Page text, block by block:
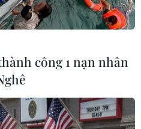
Ninh
sinh xã hội
#thành lập tỉnh
công 1 nạn nhân